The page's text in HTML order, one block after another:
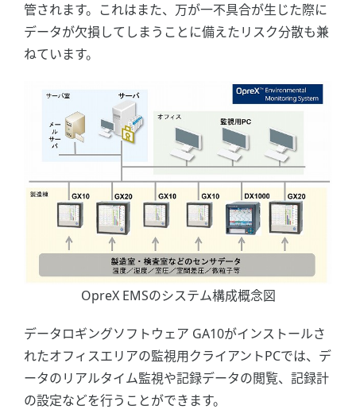
管されます。これはまた、万が一不具合が生じた際に
データが欠損してしまうことに備えたリスク分散も兼
ねています。
OpreX EMSのシステム構成概念図
データロギングソフトウェア GA10がインストールさ
れたオフィスエリアの監視用クライアントPCでは、デ
ータのリアルタイム監視や記録データの閲覧、記録計
の設定などを行うことができます。